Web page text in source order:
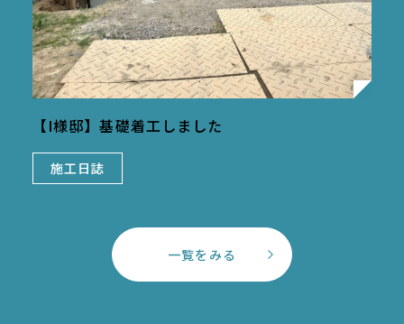
【I様邸】基礎着工しました
施工日誌
一覧をみる